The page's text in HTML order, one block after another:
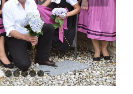
1 2 3 4 5 6